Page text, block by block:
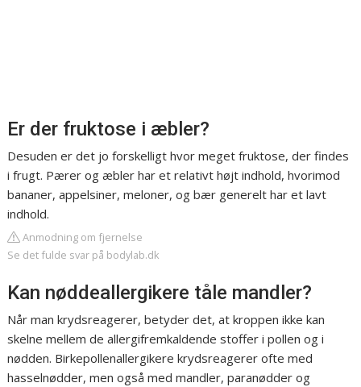
Er der fruktose i æbler?
Desuden er det jo forskelligt hvor meget fruktose, der findes
i frugt. Pærer og æbler har et relativt højt indhold, hvorimod
bananer, appelsiner, meloner, og bær generelt har et lavt
indhold.
Anmodning om fjernelse
Se det fulde svar på bodylab.dk
Kan nøddeallergikere tåle mandler?
Når man krydsreagerer, betyder det, at kroppen ikke kan
skelne mellem de allergifremkaldende stoffer i pollen og i
nødden. Birkepollenallergikere krydsreagerer ofte med
hasselnødder, men også med mandler, paranødder og